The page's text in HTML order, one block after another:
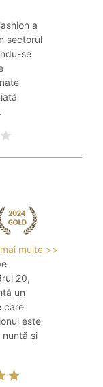
a
sectorul
se
multe >>
20,
un
care
este
și